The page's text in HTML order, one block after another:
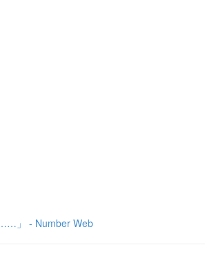
……」 - Number Web